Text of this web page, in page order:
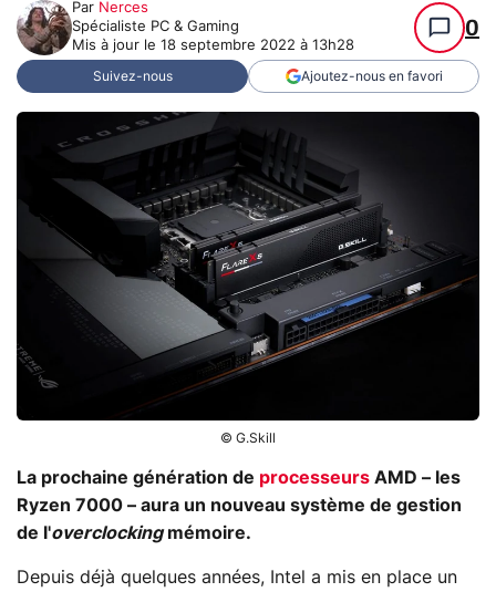
Par Nerces
Spécialiste PC & Gaming
Mis à jour le 18 septembre 2022 à 13h28
0
Suivez-nous Ajoutez-nous en favori
© G.Skill
La prochaine génération de processeurs AMD – les
Ryzen 7000 – aura un nouveau système de gestion
de l'overclockingmémoire.
Depuis déjà quelques années, Intel a mis en place un